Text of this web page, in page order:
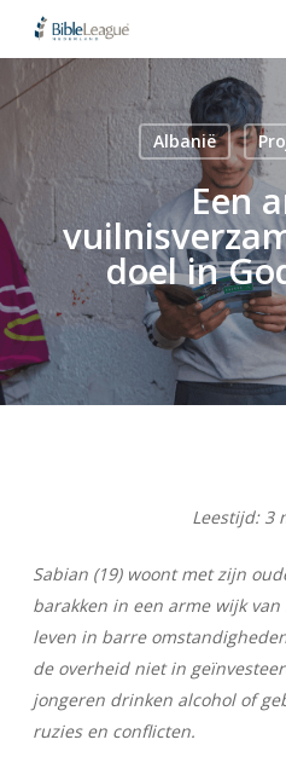
main
content
Hit enter to search or ESC to
Albanië
Een
doel in
Leestijd: 3
Sabian (19) woont met zijn
barakken in een arme wijk van
leven in barre
de overheid niet in
jongeren drinken alcohol of
ruzies en conflicten.
3,